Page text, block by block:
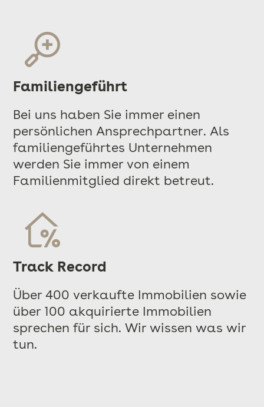
Familiengeführt
Bei uns haben Sie immer einen
persönlichen Ansprechpartner. Als
familiengeführtes Unternehmen
werden Sie immer von einem
Familienmitglied direkt betreut.
Track Record
Über 400 verkaufte Immobilien sowie
über 100 akquirierte Immobilien
sprechen für sich. Wir wissen was wir
tun.